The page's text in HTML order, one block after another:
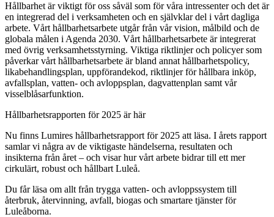
Hållbarhet är viktigt för oss såväl som för våra intressenter och det är
en integrerad del i verksamheten och en självklar del i vårt dagliga
arbete. Vårt hållbarhetsarbete utgår från vår vision, målbild och de
globala målen i Agenda 2030. Vårt hållbarhetsarbete är integrerat
med övrig verksamhetsstyrning. Viktiga riktlinjer och policyer som
påverkar vårt hållbarhetsarbete är bland annat hållbarhetspolicy,
likabehandlingsplan, uppförandekod, riktlinjer för hållbara inköp,
avfallsplan, vatten- och avloppsplan, dagvattenplan samt vår
visselblåsarfunktion.
Hållbarhetsrapporten för 2025 är här
Nu finns Lumires hållbarhetsrapport för 2025 att läsa. I årets rapport
samlar vi några av de viktigaste händelserna, resultaten och
insikterna från året – och visar hur vårt arbete bidrar till ett mer
cirkulärt, robust och hållbart Luleå.
Du får läsa om allt från trygga vatten- och avloppssystem till
återbruk, återvinning, avfall, biogas och smartare tjänster för
Luleåborna.